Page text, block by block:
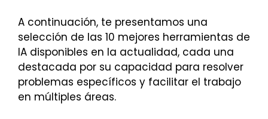
A continuación, te presentamos una
selección de las 10 mejores herramientas de
IA disponibles en la actualidad, cada una
destacada por su capacidad para resolver
problemas específicos y facilitar el trabajo
en múltiples áreas.